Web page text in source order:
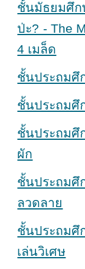
ชั้นมัธยมศึ
ป่ะ? - The
4 เมล็ด
ชั้นประถมศึ
ชั้นประถมศึ
ชั้นประถม
ผัก
ชั้นประถม
ลวดลาย
ชั้นประถม
เล่นวิเศษ